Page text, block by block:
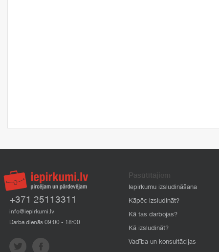
+371 25113311
info@iepirkumi.lv
Darba dienās 09:00 - 18:00
Pasūtītājiem
Iepirkumu izsludināšana
Kāpēc izsludināt?
Kā tas darbojas?
Kā izsludināt?
Vadība un konsultācijas